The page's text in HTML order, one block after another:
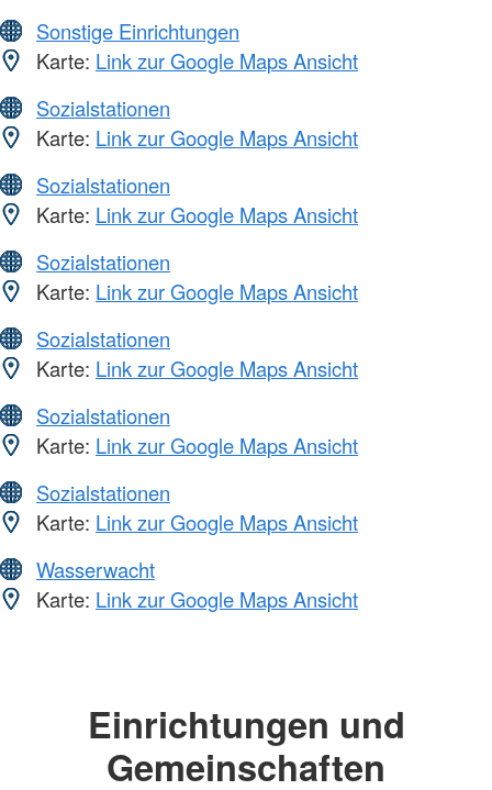
Sonstige Einrichtungen
Karte: Link zur Google Maps Ansicht
Sozialstationen
Karte: Link zur Google Maps Ansicht
Sozialstationen
Karte: Link zur Google Maps Ansicht
Sozialstationen
Karte: Link zur Google Maps Ansicht
Sozialstationen
Karte: Link zur Google Maps Ansicht
Sozialstationen
Karte: Link zur Google Maps Ansicht
Sozialstationen
Karte: Link zur Google Maps Ansicht
Wasserwacht
Karte: Link zur Google Maps Ansicht
Einrichtungen und
Gemeinschaften